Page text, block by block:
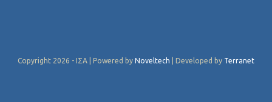
Copyright 2026 - ΙΣΑ | Powered by Noveltech | Developed by Terranet